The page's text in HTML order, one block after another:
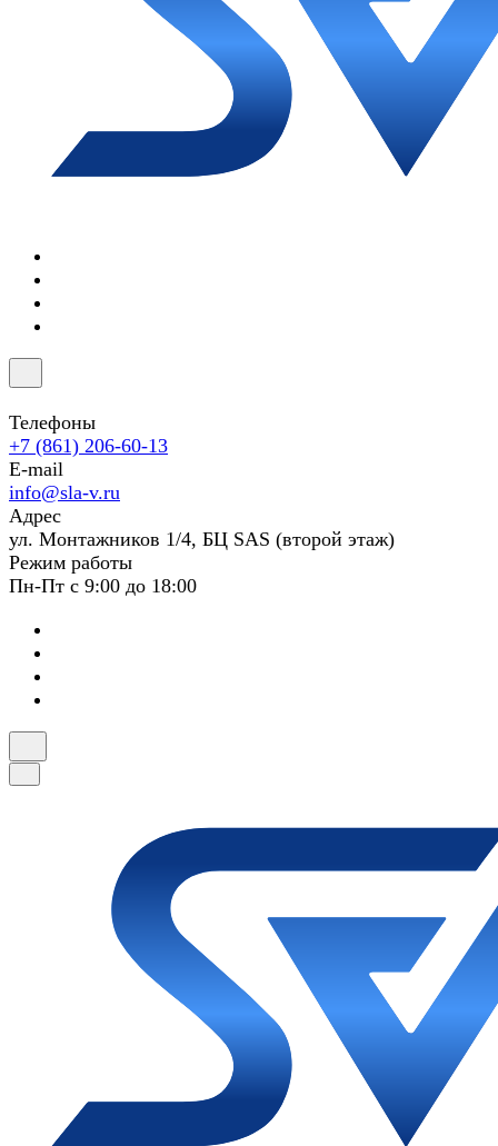
Телефоны
+7 (861) 206-60-13
E-mail
info@sla-v.ru
Адрес
ул. Монтажников 1/4, БЦ SAS (второй этаж)
Режим работы
Пн-Пт с 9:00 до 18:00